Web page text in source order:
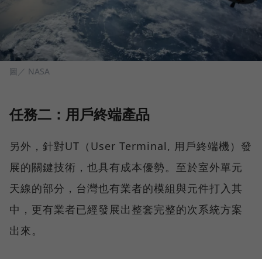
圖／ NASA
任務二：用戶終端產品
另外，針對UT（User Terminal, 用戶終端機）發
展的關鍵技術，也具有成本優勢。至於室外單元
天線的部分，台灣也有業者的模組與元件打入其
中，更有業者已經發展出整套完整的次系統方案
出來。